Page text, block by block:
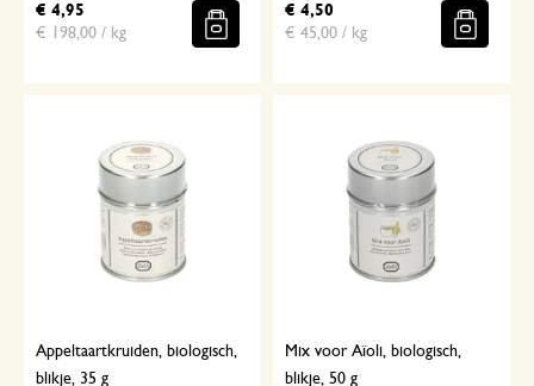
€ 4,95
€ 198,00 / kg
€ 4,50
€ 45,00 / kg
Appeltaartkruiden, biologisch,
blikje, 35 g
Mix voor Aïoli, biologisch,
blikje, 50 g